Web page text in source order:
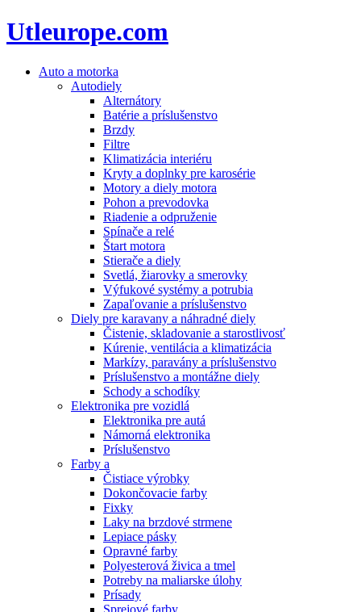
Utleurope.com
Auto a motorka
Autodiely
Alternátory
Batérie a príslušenstvo
Brzdy
Filtre
Klimatizácia interiéru
Kryty a doplnky pre karosérie
Motory a diely motora
Pohon a prevodovka
Riadenie a odpruženie
Spínače a relé
Štart motora
Stierače a diely
Svetlá, žiarovky a smerovky
Výfukové systémy a potrubia
Zapaľovanie a príslušenstvo
Diely pre karavany a náhradné diely
Čistenie, skladovanie a starostlivosť
Kúrenie, ventilácia a klimatizácia
Markízy, paravány a príslušenstvo
Príslušenstvo a montážne diely
Schody a schodíky
Elektronika pre vozidlá
Elektronika pre autá
Námorná elektronika
Príslušenstvo
Farby a
Čistiace výrobky
Dokončovacie farby
Fixky
Laky na brzdové strmene
Lepiace pásky
Opravné farby
Polyesterová živica a tmel
Potreby na maliarske úlohy
Prísady
Sprejové farby